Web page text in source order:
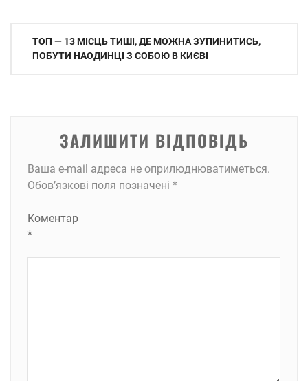
Навігація
записів
ТОП — 13 МІСЦЬ ТИШІ, ДЕ МОЖНА ЗУПИНИТИСЬ,
ПОБУТИ НАОДИНЦІ З СОБОЮ В КИЄВІ
ЗАЛИШИТИ ВІДПОВІДЬ
Ваша e-mail адреса не оприлюднюватиметься.
Обов’язкові поля позначені *
Коментар
*